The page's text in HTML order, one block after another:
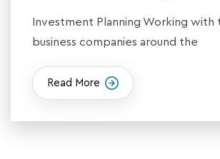
Investment Planning Working with
business companies around the
Read More